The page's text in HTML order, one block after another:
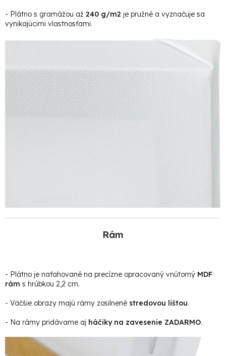
- Plátno s gramážou až 240 g/m2 je pružné a vyznačuje sa
vynikajúcimi vlastnosťami.
Rám
- Plátno je naťahované na precízne opracovaný vnútorný MDF
rám s hrúbkou 2,2 cm.
- Väčšie obrazy majú rámy zosilnené stredovou lištou.
- Na rámy pridávame aj háčiky na zavesenie ZADARMO.